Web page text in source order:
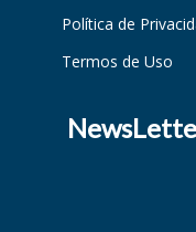
Política de
Termos de Uso